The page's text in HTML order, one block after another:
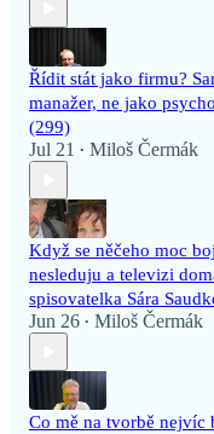
Řídit stát jako firmu?
manažer, ne jako
(299)
Jul 21 • Miloš Čermák
Když se něčeho moc
nesleduju a televizi
spisovatelka Sára
Jun 26 • Miloš Čermák
Co mě na tvorbě nejvíc